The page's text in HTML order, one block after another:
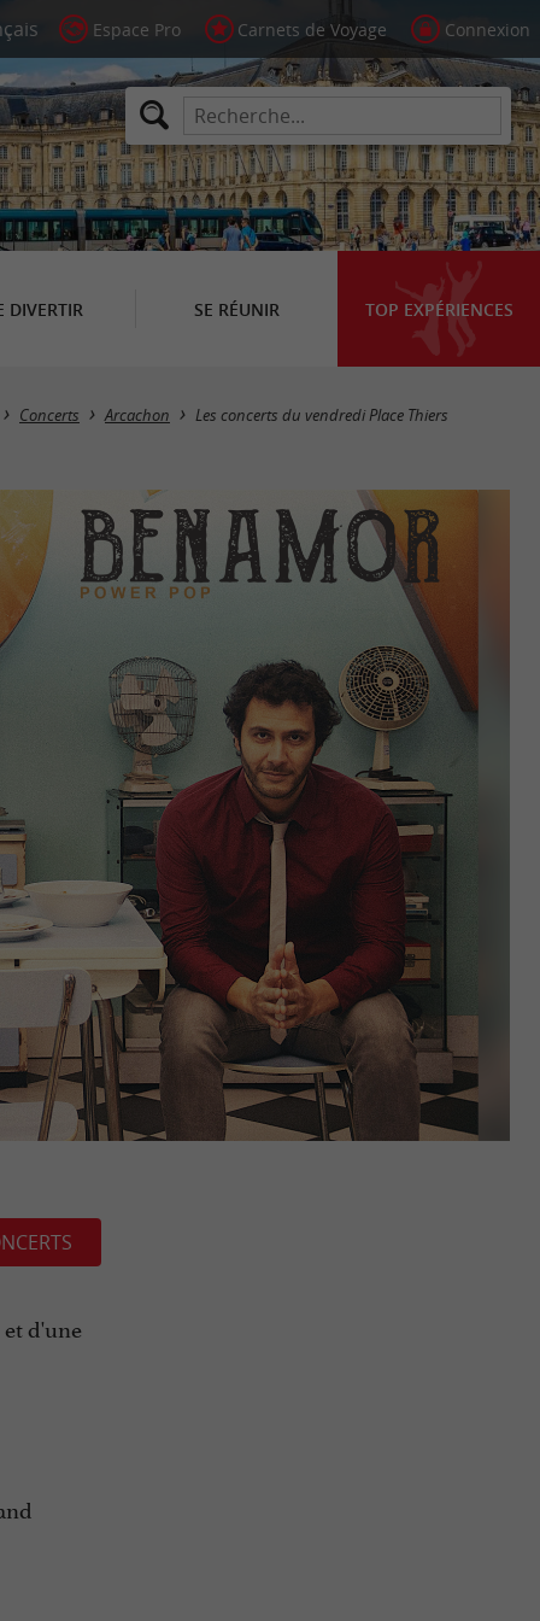
Espace Pro Carnets de Voyage Connexion
DIVERTIR SE RÉUNIR TOP EXPÉRIENCES
Concerts Arcachon Les concerts du vendredi Place Thiers
d'une